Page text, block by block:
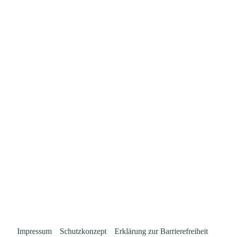
Impressum Schutzkonzept Erklärung zur Barrierefreiheit